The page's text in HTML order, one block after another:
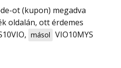
oldalán, ott érdemes
, másol VIO10MYS